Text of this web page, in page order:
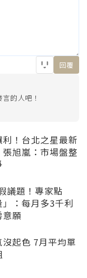
回覆
的人吧！
！台北之星最新
旭嵐：市場盤整
議題！專家點
」：每月多3千利
願
起色 7月平均單